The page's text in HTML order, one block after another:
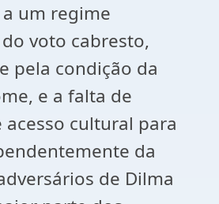
um regime
voto cabresto,
pela condição da
e a falta de
cultural para
da
de Dilma